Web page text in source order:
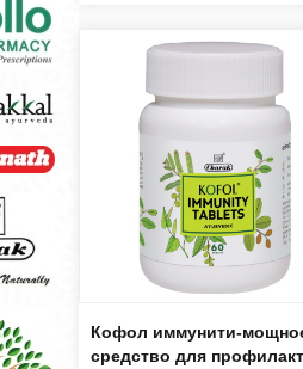
Кофол иммунити-
средство для